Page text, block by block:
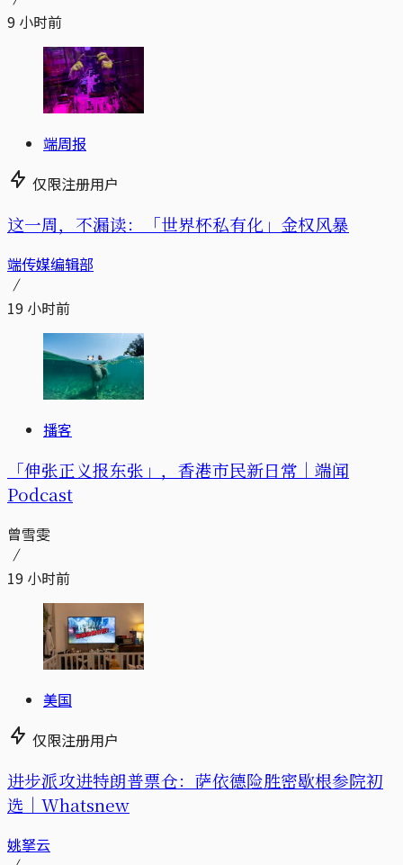
9 小时前
端周报
仅限注册用户
这一周，不漏读：「世界杯私有化」金权风暴
端传媒编辑部
19 小时前
播客
「伸张正义报东张」，香港市民新日常｜端闻
Podcast
曾雪雯
19 小时前
美国
仅限注册用户
进步派攻进特朗普票仓：萨依德险胜密歇根参院初
选｜Whatsnew
姚拏云